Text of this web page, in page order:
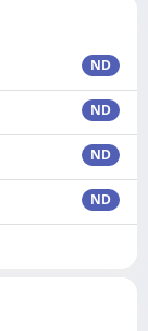
ND
ND
ND
ND